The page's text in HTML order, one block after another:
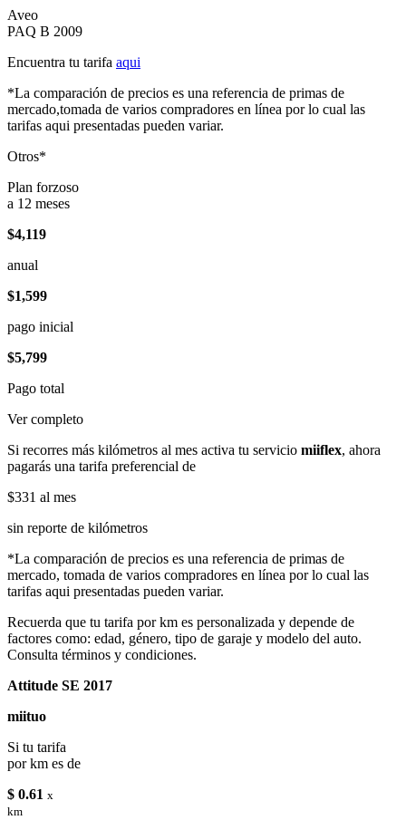
Aveo
PAQ B 2009
Encuentra tu tarifa aqui
*La comparación de precios es una referencia de primas de
mercado,tomada de varios compradores en línea por lo cual las
tarifas aqui presentadas pueden variar.
Otros*
Plan forzoso
a 12 meses
$4,119
anual
$1,599
pago inicial
$5,799
Pago total
Ver completo
Si recorres más kilómetros al mes activa tu servicio miiflex, ahora
pagarás una tarifa preferencial de
$331 al mes
sin reporte de kilómetros
*La comparación de precios es una referencia de primas de
mercado, tomada de varios compradores en línea por lo cual las
tarifas aqui presentadas pueden variar.
Recuerda que tu tarifa por km es personalizada y depende de
factores como: edad, género, tipo de garaje y modelo del auto.
Consulta términos y condiciones.
Attitude SE 2017
miituo
Si tu tarifa
por km es de
$ 0.61 x
km